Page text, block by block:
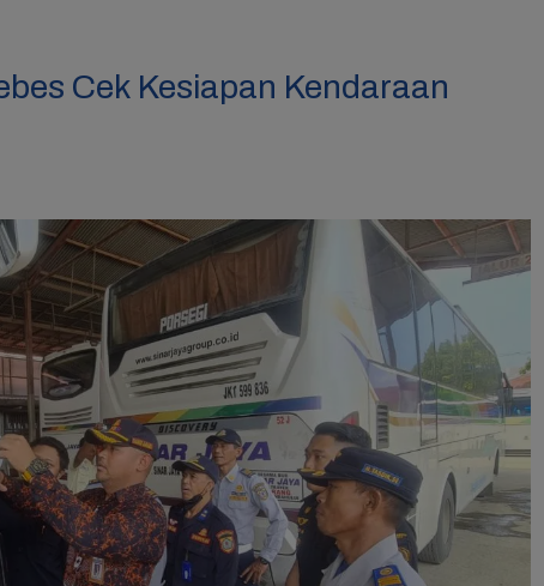
Cek Kesiapan Kendaraan